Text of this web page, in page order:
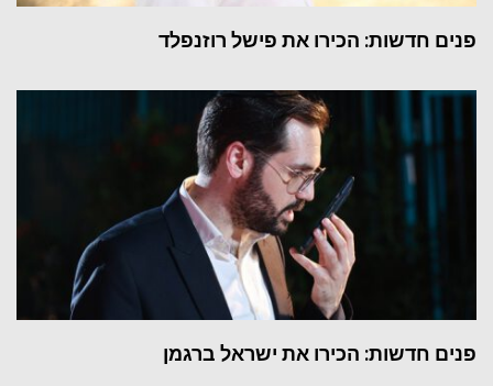
פנים חדשות: הכירו את פישל רוזנפלד
פנים חדשות: הכירו את ישראל ברגמן